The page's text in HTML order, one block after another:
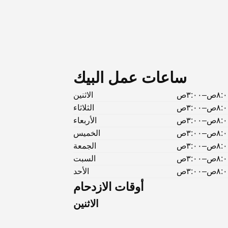
ساعات عمل البيك
الاثنين
الثلاثاء
الأربعاء
الخميس
الجمعة
السبت
الأحد
أوقات الازدحام
الاثنين